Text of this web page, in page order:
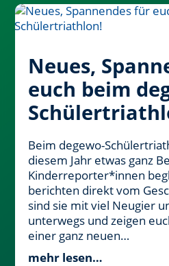
Neues,
euch beim
Beim degewo-
diesem Jahr etwas ganz
Kinderreporter*innen
berichten direkt vom
sind sie mit viel Neugier
unterwegs und zeigen
einer ganz neuen…
mehr lesen…